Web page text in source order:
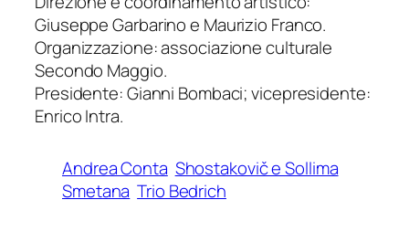
Giuseppe Garbarino e Maurizio Franco.
Organizzazione: associazione culturale
Secondo Maggio.
Presidente: Gianni Bombaci; vicepresidente:
Enrico Intra.
Andrea Conta Shostakovič e Sollima
Smetana Trio Bedrich